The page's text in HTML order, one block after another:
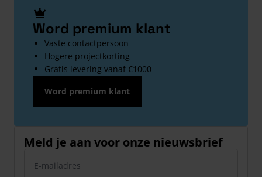
Word premium klant
Vaste contactpersoon
Hogere projectkorting
Gratis levering vanaf €1000
Word premium klant
Meld je aan voor onze nieuwsbrief